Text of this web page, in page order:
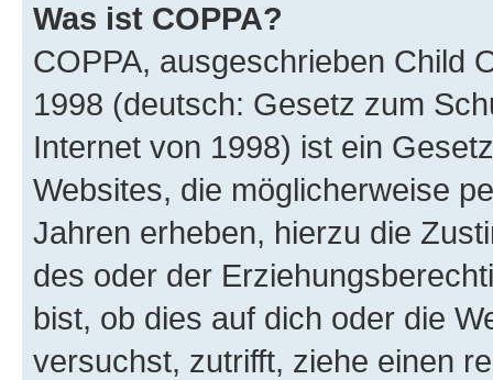
Was ist COPPA?
COPPA, ausgeschrieben Child
1998 (deutsch: Gesetz zum
Internet von 1998) ist ein
Websites, die möglicherweise
Jahren erheben, hierzu die
des oder der
bist, ob dies auf dich oder die
versuchst, zutrifft, ziehe einen